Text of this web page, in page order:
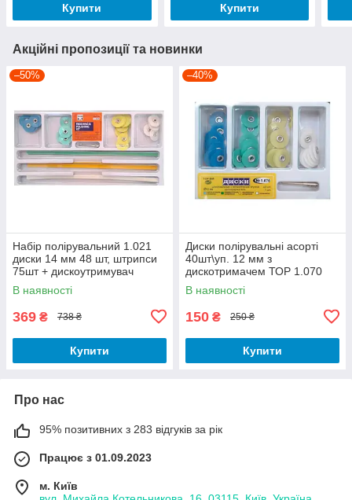
Купити Купити
Акційні пропозиції та новинки
–50%
Набір полірувальний 1.021
диски 14 мм 48 шт, штрипси
75шт + дискоутримувач
В наявності
369 ₴ 738 ₴
Купити
–40%
Диски полірувальні асорті
40шт\уп. 12 мм з
дискотримачем ТОР 1.070
В наявності
150 ₴ 250 ₴
Купити
Про нас
95% позитивних з 283 відгуків за рік
Працює з 01.09.2023
м. Київ